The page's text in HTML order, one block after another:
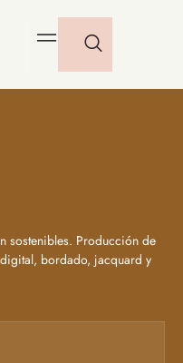
sostenibles. Producción de
bordado, jacquard y